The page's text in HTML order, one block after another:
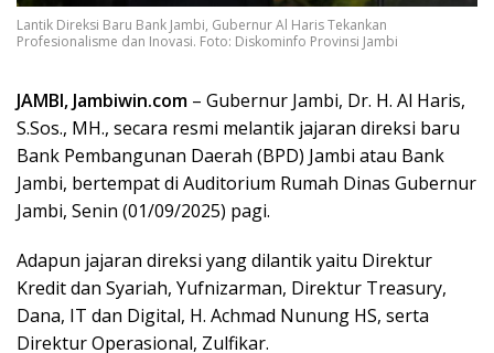
Lantik Direksi Baru Bank Jambi, Gubernur Al Haris Tekankan
Profesionalisme dan Inovasi. Foto: Diskominfo Provinsi Jambi
JAMBI, Jambiwin.com – Gubernur Jambi, Dr. H. Al Haris,
S.Sos., MH., secara resmi melantik jajaran direksi baru
Bank Pembangunan Daerah (BPD) Jambi atau Bank
Jambi, bertempat di Auditorium Rumah Dinas Gubernur
Jambi, Senin (01/09/2025) pagi.
Adapun jajaran direksi yang dilantik yaitu Direktur
Kredit dan Syariah, Yufnizarman, Direktur Treasury,
Dana, IT dan Digital, H. Achmad Nunung HS, serta
Direktur Operasional, Zulfikar.